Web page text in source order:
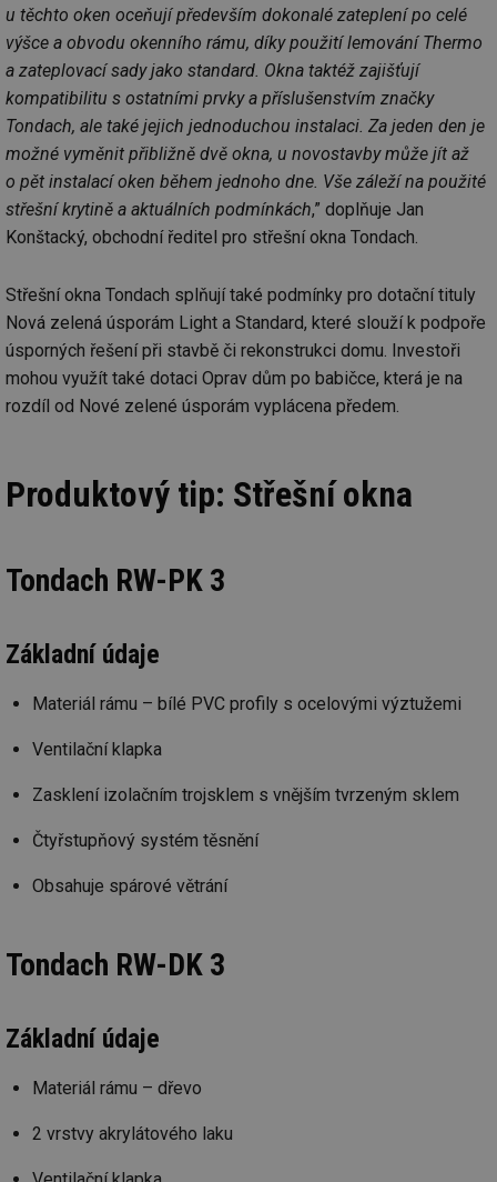
u těchto oken oceňují především dokonalé zateplení po celé
výšce a obvodu okenního rámu, díky použití lemování Thermo
a zateplovací sady jako standard. Okna taktéž zajišťují
kompatibilitu s ostatními prvky a příslušenstvím značky
Tondach, ale také jejich jednoduchou instalaci. Za jeden den je
možné vyměnit přibližně dvě okna, u novostavby může jít až
o pět instalací oken během jednoho dne. Vše záleží na použité
střešní krytině a aktuálních podmínkách,” doplňuje Jan
Konštacký, obchodní ředitel pro střešní okna Tondach.
Střešní okna Tondach splňují také podmínky pro dotační tituly
Nová zelená úsporám Light a Standard, které slouží k podpoře
úsporných řešení při stavbě či rekonstrukci domu. Investoři
mohou využít také dotaci Oprav dům po babičce, která je na
rozdíl od Nové zelené úsporám vyplácena předem.
Produktový tip: Střešní okna
Tondach RW-PK 3
Základní údaje
Materiál rámu – bílé PVC profily s ocelovými výztužemi
Ventilační klapka
Zasklení izolačním trojsklem s vnějším tvrzeným sklem
Čtyřstupňový systém těsnění
Obsahuje spárové větrání
Tondach RW-DK 3
Základní údaje
Materiál rámu – dřevo
2 vrstvy akrylátového laku